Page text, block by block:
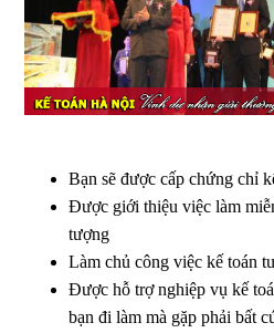
Bạn sẽ được cấp chứng chỉ
Được giới thiệu việc làm
tượng
Làm chủ công việc kế toán
Được hỗ trợ nghiệp vụ kế
bạn đi làm mà gặp phải bất